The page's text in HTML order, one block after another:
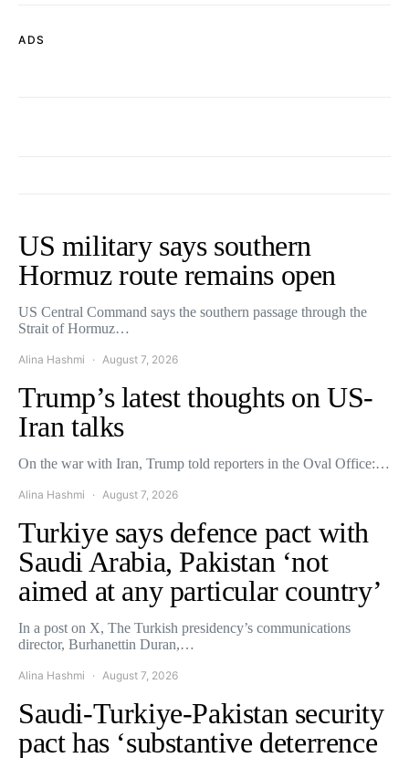
ADS
US military says southern
Hormuz route remains open
US Central Command says the southern passage through the
Strait of Hormuz…
Alina Hashmi August 7, 2026
Trump’s latest thoughts on US-
Iran talks
On the war with Iran, Trump told reporters in the Oval Office:…
Alina Hashmi August 7, 2026
Turkiye says defence pact with
Saudi Arabia, Pakistan ‘not
aimed at any particular country’
In a post on X, The Turkish presidency’s communications
director, Burhanettin Duran,…
Alina Hashmi August 7, 2026
Saudi-Turkiye-Pakistan security
pact has ‘substantive deterrence